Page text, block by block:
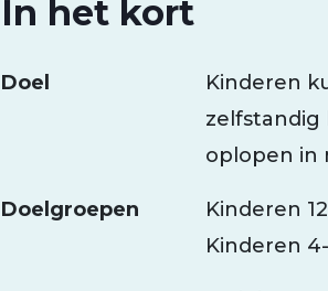
In het kort
Doel
Kinderen
zelfstandig
oplopen in
Doelgroepen
Kinderen
Kinderen